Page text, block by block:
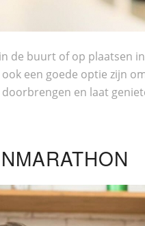
de buurt of op plaatsen
een goede optie zijn
en laat